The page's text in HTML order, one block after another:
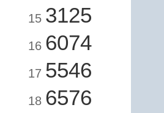
15 3125
16 6074
17 5546
18 6576